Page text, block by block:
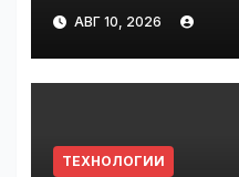
$400M in chip
Foundry |
АВГ 10, 2026
ТЕХНОЛОГИИ